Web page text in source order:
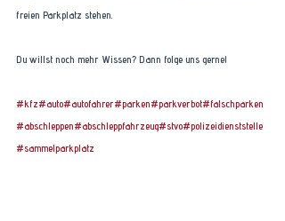
freien Parkplatz stehen.
Du willst noch mehr Wissen? Dann folge uns gerne!
#kfz#auto#autofahrer#parken#parkverbot#falschparken
#abschleppen#abschleppfahrzeug#stvo#polizeidienststelle
#sammelparkplatz